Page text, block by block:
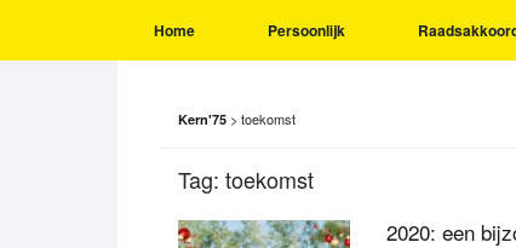
Home Persoonlijk
Kern'75 > toekomst
Tag: toekomst
2020: een